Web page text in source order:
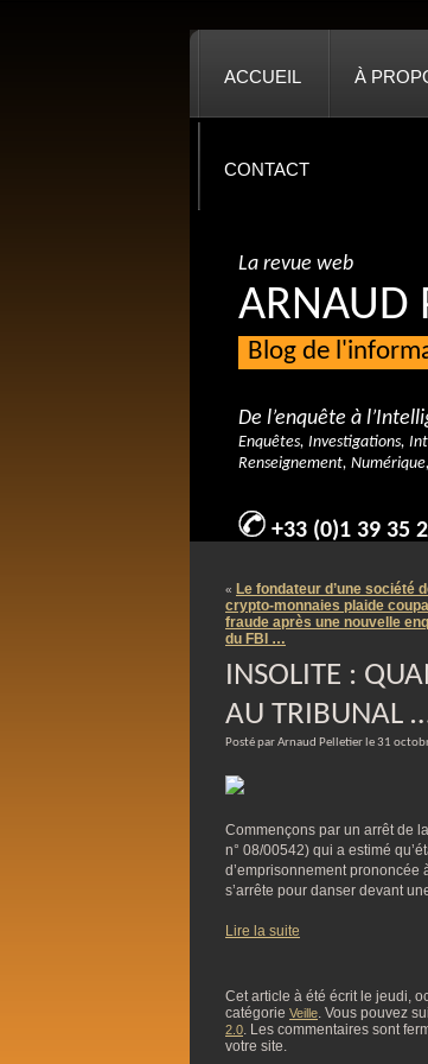
ACCUEIL À
CONTACT
La revue web
ARNAUD
Blog de
De l’enquête à
Enquêtes, Investigations,
Renseignement,
+33 (0)1 39 35
« Le fondateur d’une société
crypto-monnaies plaide
fraude après une nouvelle
du FBI …
INSOLITE :
AU TRIBUNAL
Posté par Arnaud Pelletier le 31
Commençons par un arrêt de
n° 08/00542) qui a estimé
d’emprisonnement prononcée
s’arrête pour danser devant
Lire la suite
Cet article à été écrit le jeudi,
catégorie Veille. Vous pouvez
2.0. Les commentaires sont
votre site.